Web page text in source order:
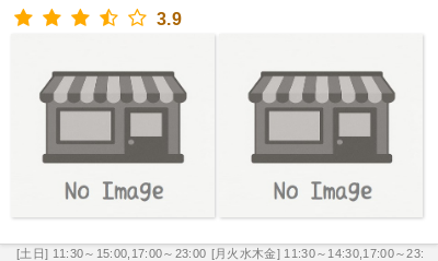
3.9
[土日] 11:30～15:00,17:00～23:00 [月火水木金] 11:30～14:30,17:00～23: